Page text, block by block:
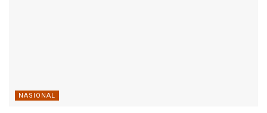
NASIONAL